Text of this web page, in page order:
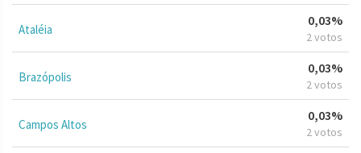
Ataléia
0,03%
2 votos
Brazópolis
0,03%
2 votos
Campos Altos
0,03%
2 votos